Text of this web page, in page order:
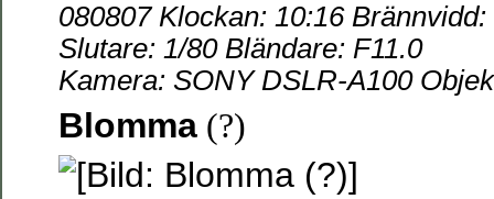
080807 Klockan: 10:16
Slutare: 1/80 Bländare: F11.0
Kamera: SONY DSLR-A100
Blomma (?)